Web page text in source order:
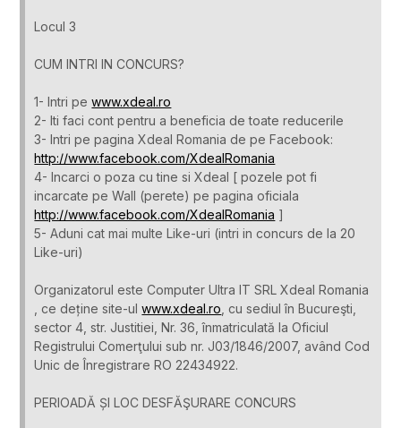
Locul 3
CUM INTRI IN CONCURS?
1- Intri pewww.xdeal.ro
2- Iti faci cont pentru a beneficia de toate reducerile
3- Intri pe pagina Xdeal Romania de pe Facebook:
http://www.facebook.com/XdealRomania
4- Incarci o poza cu tine si Xdeal [ pozele pot fi
incarcate pe Wall (perete) pe pagina oficiala
http://www.facebook.com/XdealRomania ]
5- Aduni cat mai multe Like-uri (intri in concurs de la 20
Like-uri)
Organizatorul este Computer Ultra IT SRL Xdeal Romania
, ce deține site-ulwww.xdeal.ro , cu sediul în Bucureşti,
sector 4, str. Justitiei, Nr. 36, înmatriculată la Oficiul
Registrului Comerţului sub nr. J03/1846/2007, având Cod
Unic de Înregistrare RO 22434922.
PERIOADĂ ȘI LOC DESFĂŞURARE CONCURS